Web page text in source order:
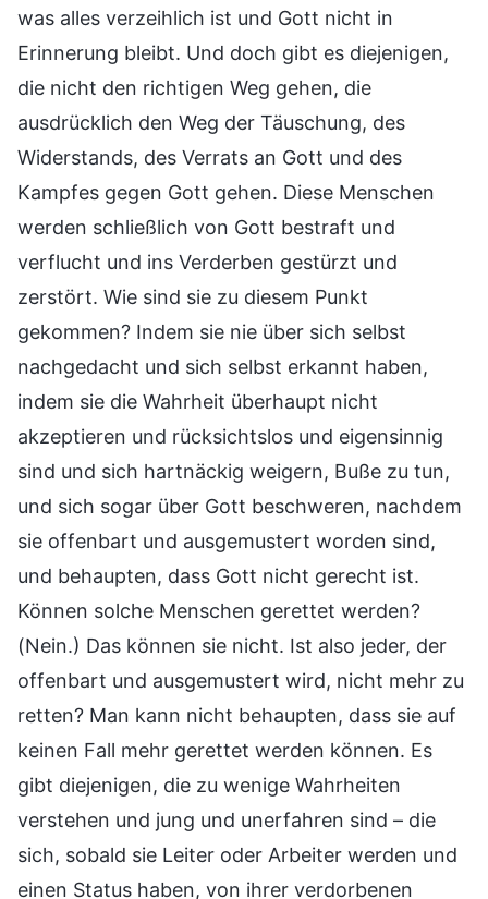
was alles verzeihlich ist und Gott nicht in
Erinnerung bleibt. Und doch gibt es diejenigen,
die nicht den richtigen Weg gehen, die
ausdrücklich den Weg der Täuschung, des
Widerstands, des Verrats an Gott und des
Kampfes gegen Gott gehen. Diese Menschen
werden schließlich von Gott bestraft und
verflucht und ins Verderben gestürzt und
zerstört. Wie sind sie zu diesem Punkt
gekommen? Indem sie nie über sich selbst
nachgedacht und sich selbst erkannt haben,
indem sie die Wahrheit überhaupt nicht
akzeptieren und rücksichtslos und eigensinnig
sind und sich hartnäckig weigern, Buße zu tun,
und sich sogar über Gott beschweren, nachdem
sie offenbart und ausgemustert worden sind,
und behaupten, dass Gott nicht gerecht ist.
Können solche Menschen gerettet werden?
(Nein.) Das können sie nicht. Ist also jeder, der
offenbart und ausgemustert wird, nicht mehr zu
retten? Man kann nicht behaupten, dass sie auf
keinen Fall mehr gerettet werden können. Es
gibt diejenigen, die zu wenige Wahrheiten
verstehen und jung und unerfahren sind – die
sich, sobald sie Leiter oder Arbeiter werden und
einen Status haben, von ihrer verdorbenen